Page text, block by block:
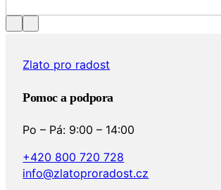
Zlato pro radost
Pomoc a podpora
Po – Pá: 9:00 – 14:00
+420 800 720 728
info@zlatoproradost.cz